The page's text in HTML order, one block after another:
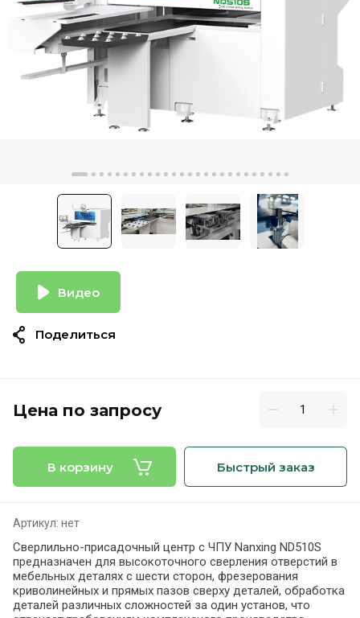
Цена по запросу
В корзину Быстрый заказ
Артикул: нет
Сверлильно-присадочный центр с ЧПУ Nanxing ND510S
предназначен для высокоточного сверления отверстий в
мебельных деталях с шести сторон, фрезерования
криволинейных и прямых пазов сверху деталей, обработка
деталей различных сложностей за один установ, что
Видео
Поделиться